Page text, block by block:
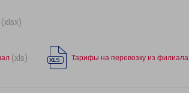
(xlsx)
(xls) Тарифы на перевозку из филиала